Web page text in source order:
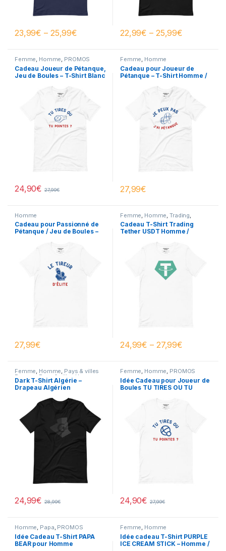
23,99€ – 25,99€ 22,99€ – 25,99€
Femme Homme PROMOS
Cadeau Joueur de Pétanque,
Jeu de Boules – T-Shirt Blanc
24,90€ 27,99€
Femme Homme
Cadeau pour Joueur de
Pétanque – T-Shirt Homme /
27,99€
Homme
Cadeau pour Passionné de
Pétanque / Jeu de Boules –
27,99€
Femme Homme ,Trading
Trading
Cadeau T-Shirt Trading
Tether USDT Homme /
24,99€ – 27,99€
Femme, Homme, Pays & villes
Femme ,Pays & villes Homme
PROMOS
Dark T-Shirt Algérie –
Drapeau Algérien
24,99€ 28,99€
Femme, Homme, PROMOS
Idée Cadeau pour Joueur de
Boules TU TIRES OU TU
24,90€ 27,99€
Homme, Papa, PROMOS
Idée Cadeau T-Shirt PAPA
BEAR pour Homme
Femme, Homme
Idée cadeau T-Shirt PURPLE
ICE CREAM STICK – Homme /